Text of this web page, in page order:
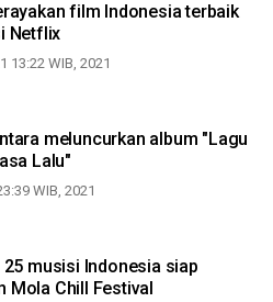
film Indonesia terbaik
Netflix
13:22 WIB, 2021
meluncurkan album "Lagu
Lalu"
WIB, 2021
25 musisi Indonesia siap
Mola Chill Festival